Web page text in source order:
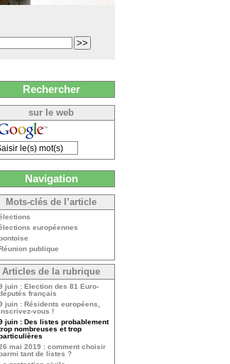
Rechercher
sur le web
Navigation
Mots-clés de l’article
européennes
publique
Articles de la rubrique
juin : Election des 81 Euro-
français
juin : Résidents européens,
vous !
juin : Des listes probablement
nombreuses et trop
mai 2019 : comment choisir
tant de listes ?